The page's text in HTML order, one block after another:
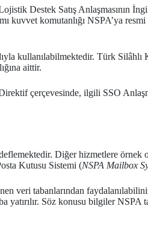
Destek Satış Anlaşmasının
kuvvet komutanlığı NSPA’ya
kullanılabilmektedir. Türk
aittir.
çerçevesinde, ilgili SSO
Diğer hizmetlere
Kutusu Sistemi (NSPA Mailbox
veri tabanlarından
Söz konusu bilgiler NSPA